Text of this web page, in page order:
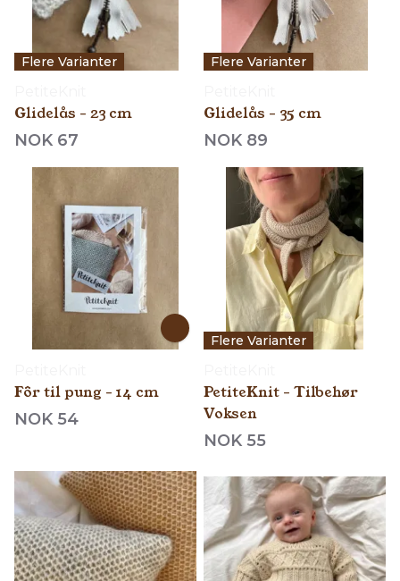
Flere Varianter
Glidelås - 23 cm
NOK 67
Flere Varianter
Glidelås - 35 cm
NOK 89
Fôr til pung - 14 cm
NOK 54
Flere Varianter
PetiteKnit - Tilbehør
Voksen
NOK 55